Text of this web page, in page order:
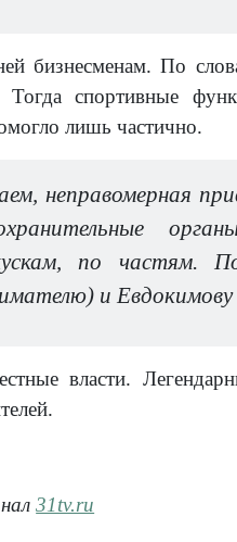
бизнесменам. По
спортивные
лишь частично.
неправомерная
по частям.
и Евдокимову
власти.
31tv.ru